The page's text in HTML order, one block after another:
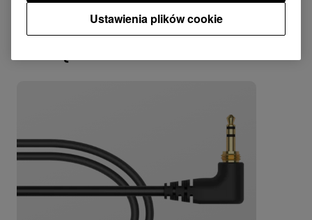
Połącz z
Ustawienia plików cookie